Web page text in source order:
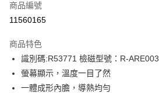
信用卡一次付款
Apple Pay
街口支付
商品編號
11560165
商品特色
識別碼:R53771 檢磁型號：R-ARE003
螢幕顯示，溫度一目了然
一體成形內膽，導熱均勻